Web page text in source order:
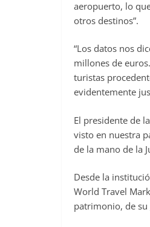
aeropuerto, lo
otros destinos”.
“Los datos nos
millones de
turistas
evidentemente
El presidente de
visto en nuestra
de la mano de la
Desde la
World Travel
patrimonio, de su